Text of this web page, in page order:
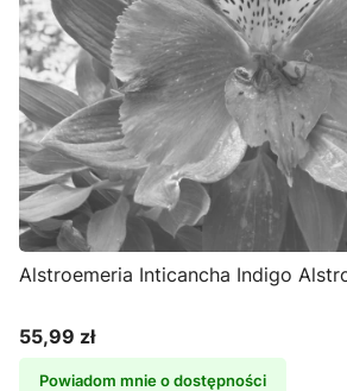
Alstroemeria Inticancha Indigo
Cena
55,99 zł
Powiadom mnie o dostępności